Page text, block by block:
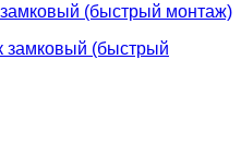
(быстрый монтаж)